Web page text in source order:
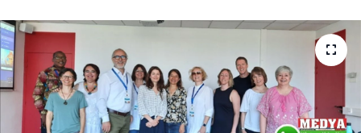
SAĞLIK
EĞİTİM
TARIM VE HAYVANCILIK